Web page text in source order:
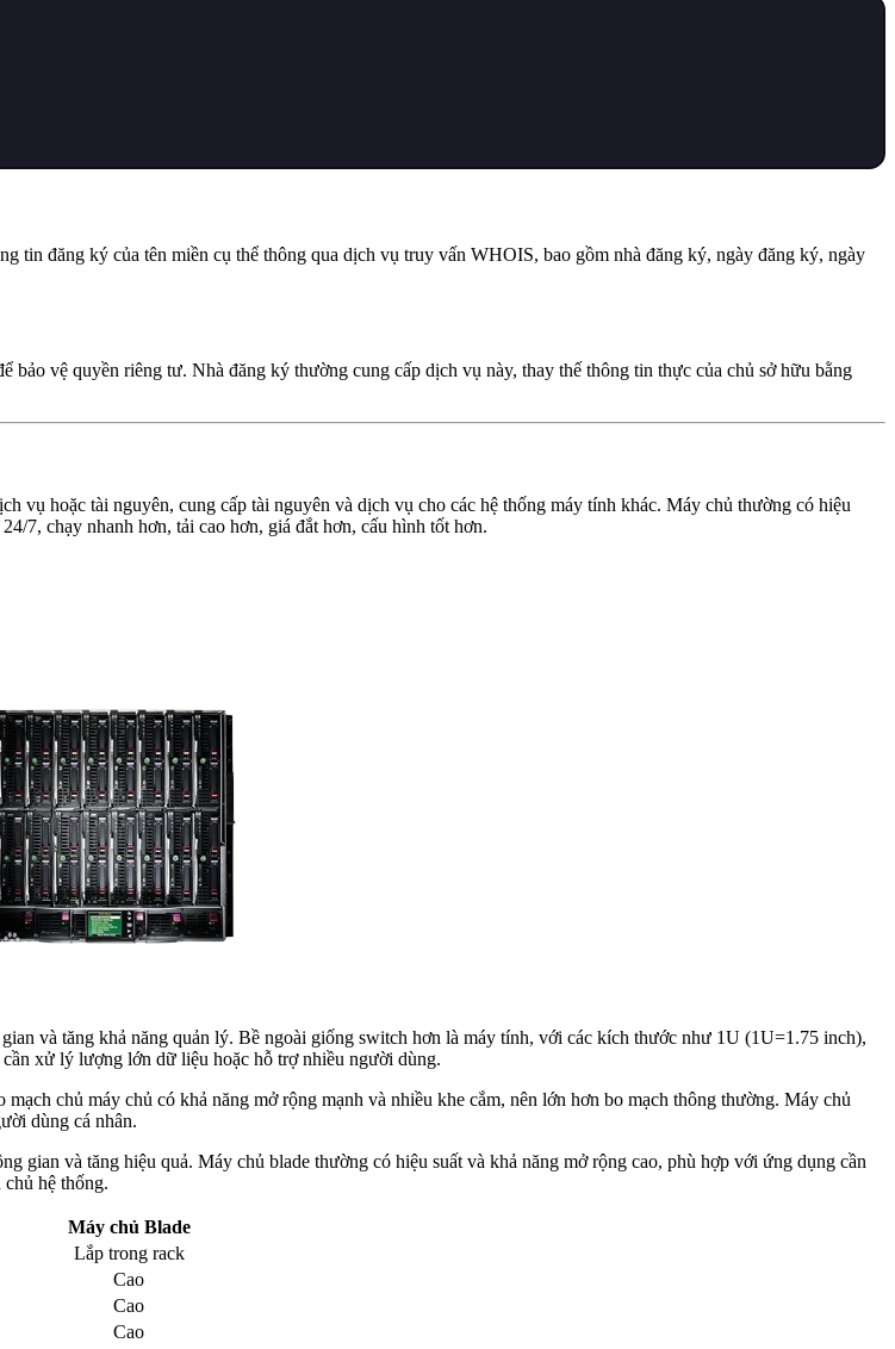
đăng ký của tên miền cụ thể thông qua dịch vụ truy vấn WHOIS, bao gồm nhà đăng ký, ngày đăng ký, ngày
vệ quyền riêng tư. Nhà đăng ký thường cung cấp dịch vụ này, thay thế thông tin thực của chủ sở hữu bằng
vụ hoặc tài nguyên, cung cấp tài nguyên và dịch vụ cho các hệ thống máy tính khác. Máy chủ thường có hiệu
7, chạy nhanh hơn, tải cao hơn, giá đắt hơn, cấu hình tốt hơn.
và tăng khả năng quản lý. Bề ngoài giống switch hơn là máy tính, với các kích thước như 1U (1U=1.75 inch),
xử lý lượng lớn dữ liệu hoặc hỗ trợ nhiều người dùng.
chủ máy chủ có khả năng mở rộng mạnh và nhiều khe cắm, nên lớn hơn bo mạch thông thường. Máy chủ
dùng cá nhân.
gian và tăng hiệu quả. Máy chủ blade thường có hiệu suất và khả năng mở rộng cao, phù hợp với ứng dụng cần
hệ thống.
Máy chủ Blade
Lắp trong rack
Cao
Cao
Cao